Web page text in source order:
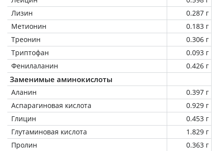
Лизин
0.287 г
Метионин
0.183 г
Треонин
0.306 г
Триптофан
0.093 г
Фенилаланин
0.426 г
Заменимые аминокислоты
Аланин
0.397 г
Аспарагиновая кислота
0.929 г
Глицин
0.453 г
Глутаминовая кислота
1.829 г
Пролин
0.363 г